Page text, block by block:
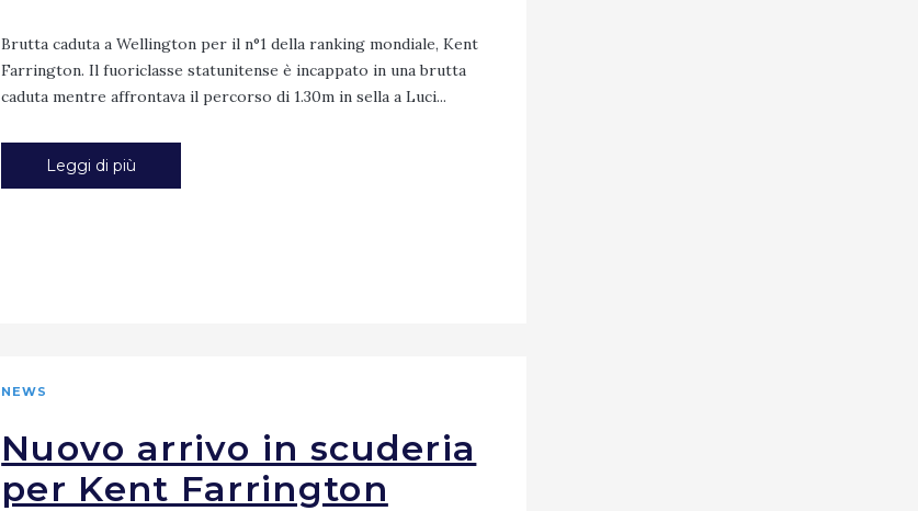
Brutta caduta a Wellington per il n°1 della ranking mondiale, Kent
Farrington. Il fuoriclasse statunitense è incappato in una brutta
caduta mentre affrontava il percorso di 1.30m in sella a Luci...
Leggi di più
NEWS
Nuovo arrivo in scuderia
per Kent Farrington